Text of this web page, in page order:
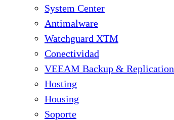
System Center
Antimalware
Watchguard XTM
Conectividad
VEEAM Backup & Replication
Hosting
Housing
Soporte